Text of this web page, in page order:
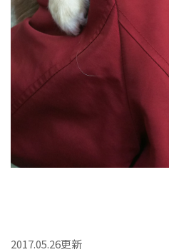
2017.05.26更新